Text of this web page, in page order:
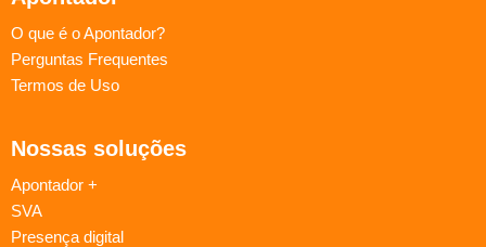
O que é o Apontador?
Perguntas Frequentes
Termos de Uso
Nossas soluções
Apontador +
SVA
Presença digital